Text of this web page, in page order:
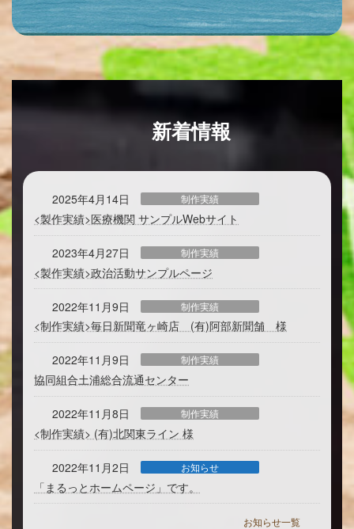
新着情報
2025年4月14日 制作実績
<製作実績>医療機関 サンプルWebサイト
2023年4月27日 制作実績
<製作実績>政治活動サンプルページ
2022年11月9日 制作実績
<制作実績>毎日新聞竜ヶ崎店 (有)阿部新聞舗 様
2022年11月9日 制作実績
協同組合土浦総合流通センター
2022年11月8日 制作実績
<制作実績> (有)北関東ライン 様
2022年11月2日 お知らせ
「まるっとホームページ」です。
お知らせ一覧